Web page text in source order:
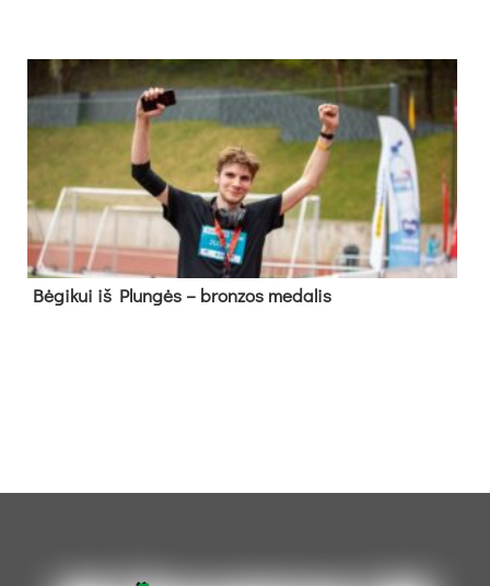
Bė­gi­kui iš Plun­gės – bron­zos me­da­lis